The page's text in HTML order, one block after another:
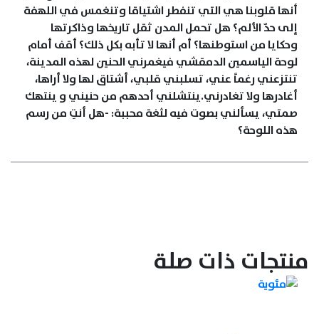
أنها قلوبنا هي التي تنفطر اشتياقا وتنغمس في اللهفة
إلى حدّ الألم؟ هل تحمل المدن ثقل تاريخها وذاكرتها
وحكايا من استوطنها؟ أم أنها لا تأبه بكل ذلك؟ أقف أمام
لوحة الياسمين الدمقشي فيغمرني الحنين لهذه المدينة،
تنتزعني رغماً عني، تسلبني قلبي، أشتاق لها ولا أراها،
أغادرها ولا تغادرني.ينتشلني أحدهم من حنيني و ينتهك
صمتي، يسألني بصوت فيه لثغة محببة: -هل أنتِ من رسم
هذه اللوحة؟
منتجات ذات صلة